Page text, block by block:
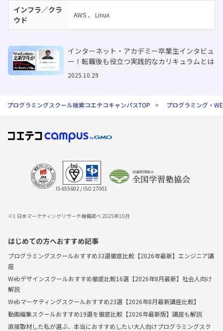
インフラ／クラ
ウド
AWS 、 Linux
インターネット・アカデミー卒業生インタビュ
ー！転職後も役立つ実践的なカリキュラムとは
2025.10.29
プログラミングスクール検索コエテコキャンパスTOP プログラミング・
IS 655602 / ISO 27001
※1 日本マーケティングリサーチ機構調べ 2025年10月
はじめての方へおすすめ記事
プログラミングスクールおすすめ33選徹底比較【2026年最新】エンジニア講
座
Webデザインスクールおすすめ徹底比較16選【2026年8月最新】社会人向け
解説
Webマーケティングスクールおすすめ23選【2026年8月最新講座比較】
動画編集スクールおすすめ19選を徹底比較【2026年最新版】講座も解説
直接取材した私が選ぶ、本当におすすめしたい大人向けプログラミングスク